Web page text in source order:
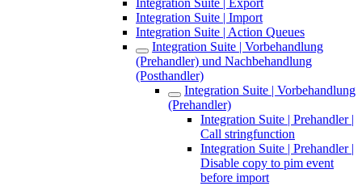
Integration Suite | Export
Integration Suite | Import
Integration Suite | Action Queues
Integration Suite | Vorbehandlung
(Prehandler) und Nachbehandlung
(Posthandler)
Integration Suite | Vorbehandlung
(Prehandler)
Integration Suite | Prehandler |
Call stringfunction
Integration Suite | Prehandler |
Disable copy to pim event
before import